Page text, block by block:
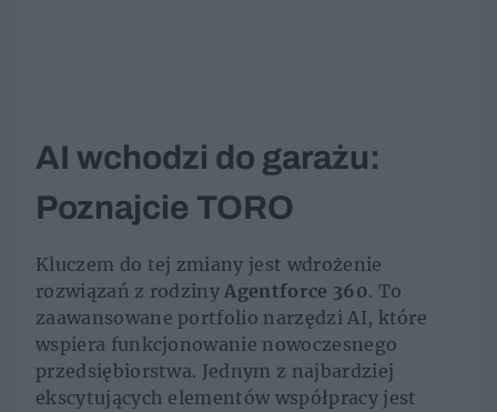
AI wchodzi do garażu:
Poznajcie TORO
Kluczem do tej zmiany jest wdrożenie
rozwiązań z rodzinyAgentforce 360. To
zaawansowane portfolio narzędzi AI, które
wspiera funkcjonowanie nowoczesnego
przedsiębiorstwa. Jednym z najbardziej
ekscytujących elementów współpracy jest